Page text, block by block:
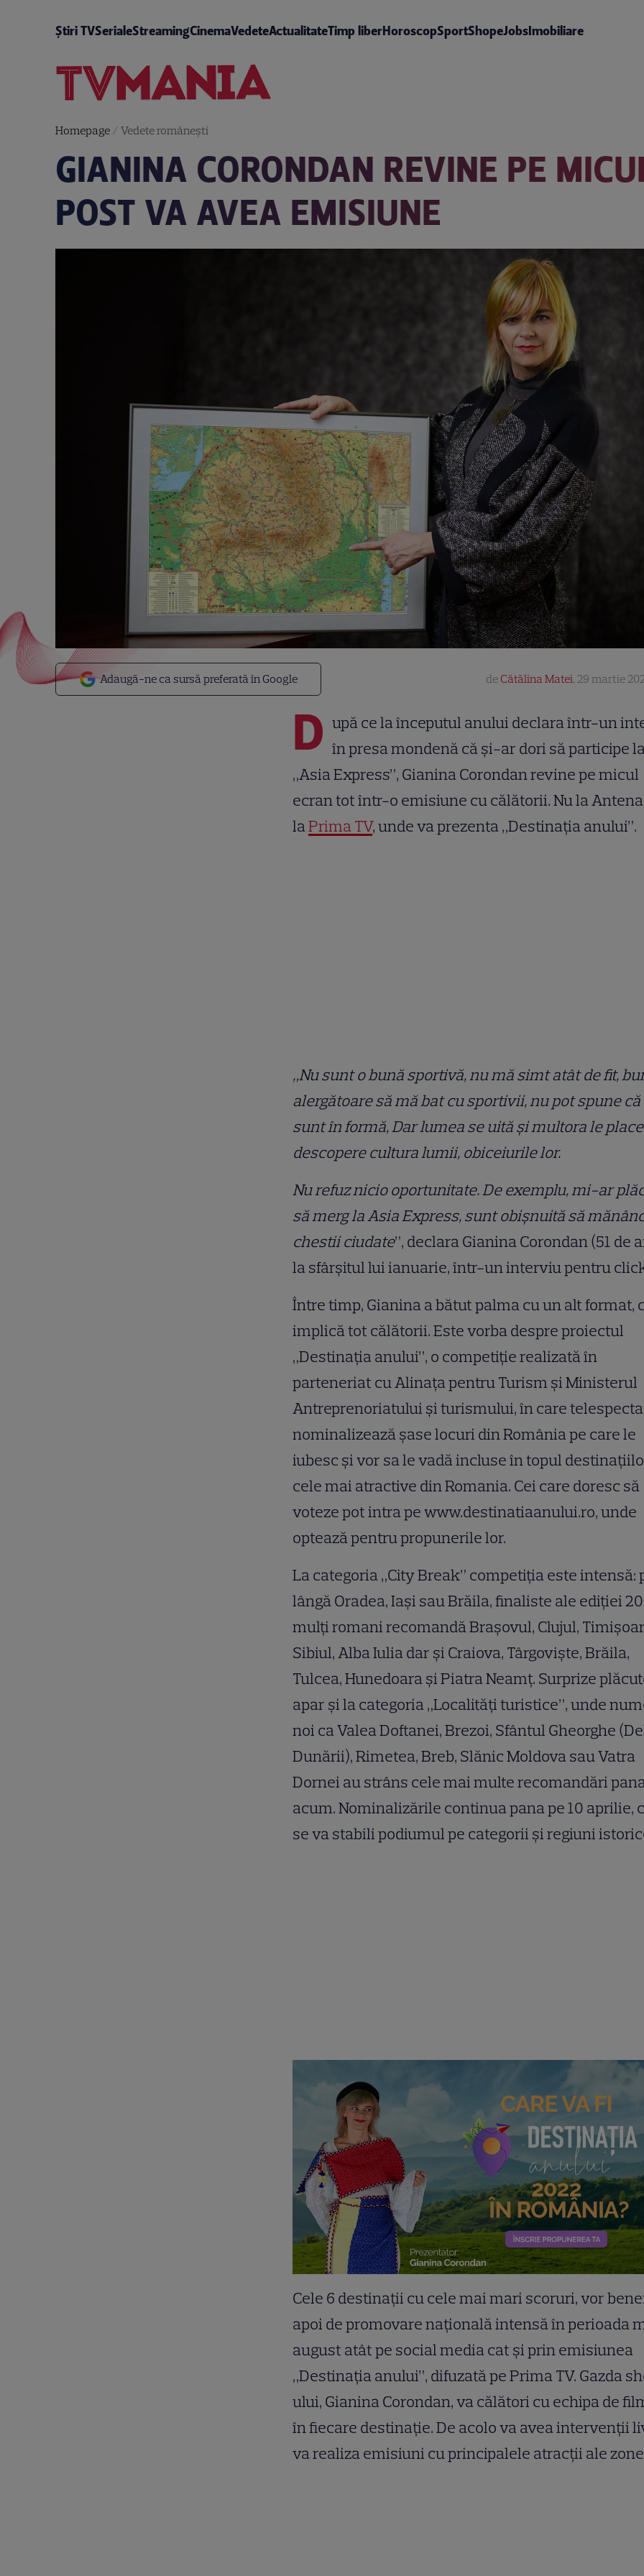
Știri TVSerialeStreamingCinemaVedeteActualitateTimp liberHoroscopSportShopeJobsImobiliare
Homepage/ Vedete româneşti
GIANINA CORONDAN REVINE PE
POST VA AVEA EMISIUNE
Adaugă-ne ca sursă preferată în Google de Cătălina Matei, 29 martie
D upă ce la începutul anului declara într-un
în presa mondenă că și-ar dori să participe
„Asia Express”, Gianina Corondan revine pe micul
ecran tot într-o emisiune cu călătorii. Nu la Antena
laPrima TV, unde va prezenta „Destinația anului”.
„Nu sunt o bună sportivă, nu mă simt atât de fit,
alergătoare să mă bat cu sportivii, nu pot spune că
sunt în formă, Dar lumea se uită și multora le
descopere cultura lumii, obiceiurile lor.
Nu refuz nicio oportunitate. De exemplu, mi-ar
să merg la Asia Express, sunt obișnuită să
chestii ciudate”, declara Gianina Corondan (51 de
la sfârșitul lui ianuarie, într-un interviu pentru
Între timp, Gianina a bătut palma cu un alt format,
implică tot călătorii. Este vorba despre proiectul
„Destinația anului”, o competiție realizată în
parteneriat cu Alinața pentru Turism și Ministerul
Antreprenoriatului și turismului, în care
nominalizează șase locuri din România pe care le
iubesc și vor sa le vadă incluse în topul
cele mai atractive din Romania. Cei care doresc să
voteze pot intra pe www.destinatiaanului.ro, unde
optează pentru propunerile lor.
La categoria „City Break” competiția este intensă:
lângă Oradea, Iași sau Brăila, finaliste ale ediției
mulți romani recomandă Brașovul, Clujul,
Sibiul, Alba Iulia dar și Craiova, Târgoviște, Brăila,
Tulcea, Hunedoara și Piatra Neamț. Surprize
apar și la categoria „Localități turistice”, unde
noi ca Valea Doftanei, Brezoi, Sfântul Gheorghe
Dunării), Rimetea, Breb, Slănic Moldova sau Vatra
Dornei au strâns cele mai multe recomandări
acum. Nominalizările continua pana pe 10 aprilie,
se va stabili podiumul pe categorii și regiuni
Cele 6 destinații cu cele mai mari scoruri, vor
apoi de promovare națională intensă în perioada
august atât pe social media cat și prin emisiunea
„Destinația anului”, difuzată pe Prima TV. Gazda
ului, Gianina Corondan, va călători cu echipa de
în fiecare destinație. De acolo va avea intervenții
va realiza emisiuni cu principalele atracții ale